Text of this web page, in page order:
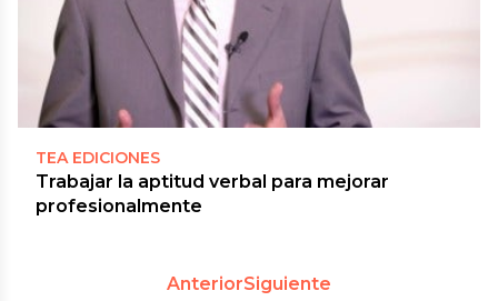
TEA EDICIONES
Trabajar la aptitud verbal para mejorar
profesionalmente
AnteriorSiguiente